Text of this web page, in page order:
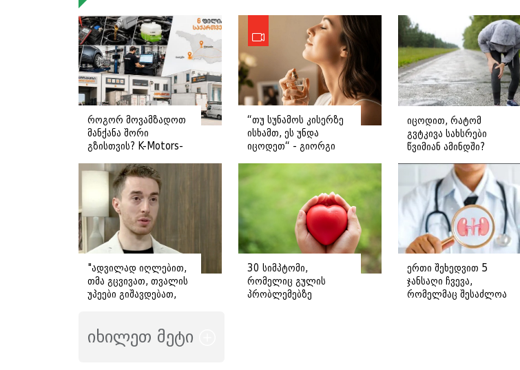
როგორ მოვამზადოთ
მანქანა შორი
გზისთვის? K-Motors-
“თუ სუნამოს კისერზე
ისხამთ, ეს უნდა
იცოდეთ“ - გიორგი
იცოდით, რატომ
გვტკივა სახსრები
წვიმიან ამინდში?
"ადვილად იღლებით,
თმა გცვივათ, თვალის
უპეები გიშავდებათ,
ამ სიმპტომების
გამომწვევ ყველაზე
30 სიმპტომი,
რომელიც გულის
პრობლემებზე
ერთი შეხედვით 5
ჯანსაღი ჩვევა,
რომელმაც შესაძლოა
იხილეთ მეტი